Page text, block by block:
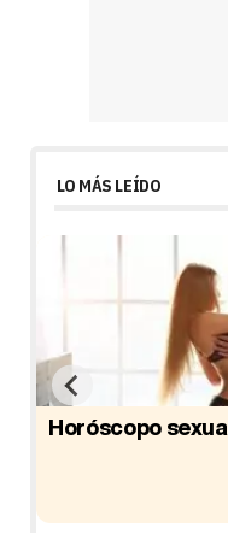
LO MÁS LEÍDO
Horóscopo